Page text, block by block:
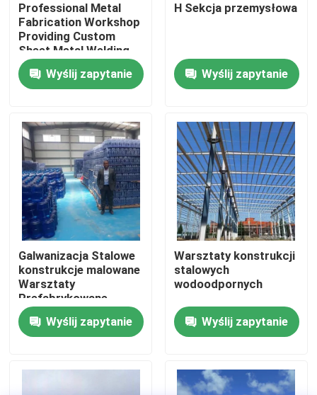
Produkty
O nas
Wycieczka po fabryce
Kontrola jakości
Skontaktuj się z nami
Nowości
Sprawy
Magazyn Konstrukcji Stalowych
Professional Metal
Fabrication Workshop
Providing Custom
Sheet Metal Welding
Cutting and Assembly
Solutions for
Industrial
Wyślij zapytanie
H Sekcja przemysłowa
Wyślij zapytanie
Galwanizacja Stalowe
konstrukcje malowane
Warsztaty
Prefabrykowane
budynki warsztaty
staloweWyślij zapytanie
Warsztaty konstrukcji
stalowych
wodoodpornych
Wyślij zapytanie